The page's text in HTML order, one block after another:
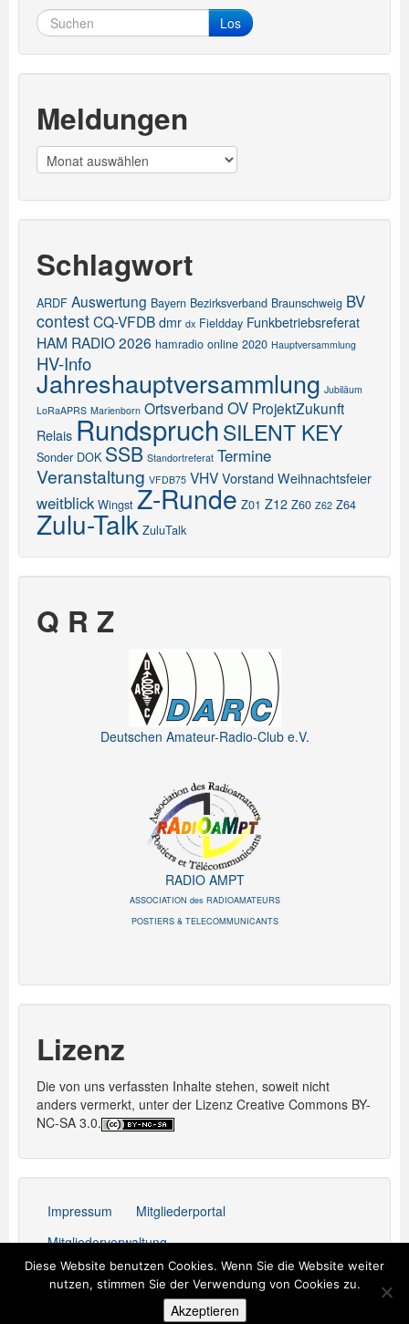
Los
Meldungen
Meldungen
Schlagwort
ARDF Auswertung Bayern Bezirksverband Braunschweig BV
contestCQ-VFDB dmr dx Fieldday Funkbetriebsreferat
HAM RADIO 2026 hamradio online 2020 Hauptversammlung
HV-Info
Jahreshauptversammlung Jubiläum
LoRaAPRS Marienborn Ortsverband OV ProjektZukunft
Relais RundspruchSILENT KEY
Sonder DOK SSB Standortreferat Termine
Veranstaltung VFDB75 VHV Vorstand Weihnachtsfeier
weitblick Wingst Z-Runde Z01 Z12 Z60 Z62 Z64
Zulu-Talk ZuluTalk
Q R Z
Deutschen Amateur-Radio-Club e.V.
RADIO AMPT
ASSOCIATION des RADIOAMATEURS
POSTIERS & TELECOMMUNICANTS
Lizenz
Die von uns verfassten Inhalte stehen, soweit nicht
anders vermerkt, unter der Lizenz Creative Commons BY-
NC-SA 3.0.
Impressum
Mitgliederportal
Mitgliederverwaltung
Stolz präsentiert von WordPress
Diese Website benutzen Cookies. Wenn Sie die Website weiter
nutzen, stimmen Sie der Verwendung von Cookies zu.
Akzeptieren